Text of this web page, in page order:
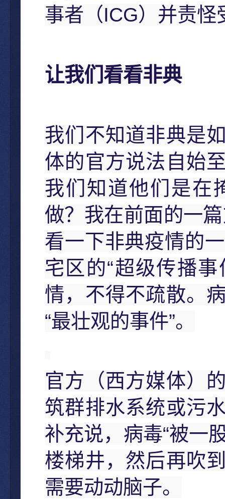
事者（ICG）并责怪
让我们看看非典
我们不知道非典是
体的官方说法自始
我们知道他们是在
做？我在前面的一
看一下非典疫情的
宅区的“超级传播事
情，不得不疏散。
“最壮观的事件”。
官方（西方媒体）
筑群排水系统或污
补充说，病毒“被一
楼梯井，然后再吹
需要动动脑子。